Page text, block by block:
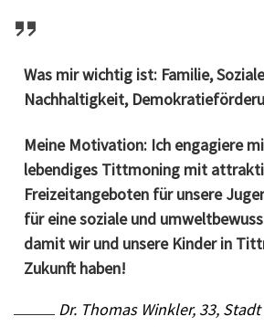
Was mir wichtig ist: Familie,
Nachhaltigkeit,
Meine Motivation: Ich engagiere
lebendiges Tittmoning mit
Freizeitangeboten für unsere
für eine soziale und
damit wir und unsere Kinder in
Zukunft haben!
Dr. Thomas Winkler, 33,